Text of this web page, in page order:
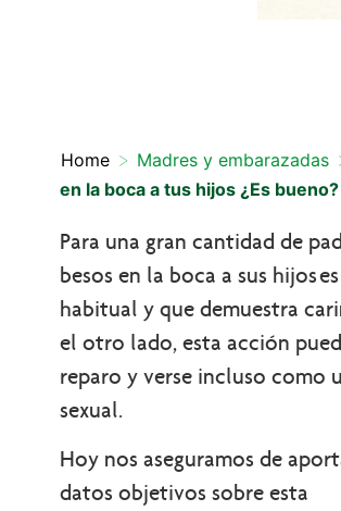
Home > Madres y embarazadas
en la boca a tus hijos ¿Es bueno?
Para una gran cantidad de
besos en la boca a sus hijos
habitual y que demuestra
el otro lado, esta acción
reparo y verse incluso como
sexual.
Hoy nos aseguramos de
datos objetivos sobre esta